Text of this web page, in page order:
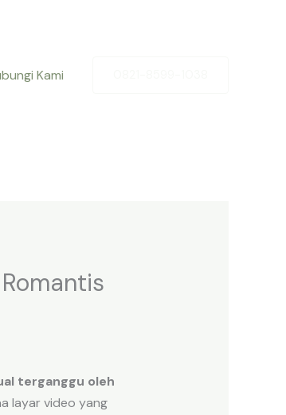
Kami
terganggu oleh
layar video yang